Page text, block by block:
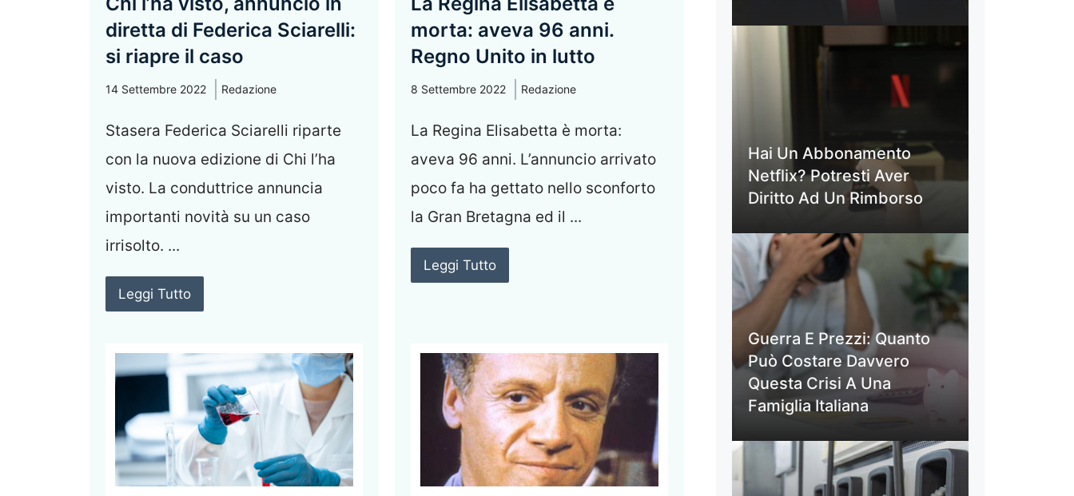
diretta di Federica Sciarelli:
si riapre il caso
14 Settembre 2022 Redazione
Stasera Federica Sciarelli riparte
con la nuova edizione di Chi l’ha
visto. La conduttrice annuncia
importanti novità su un caso
irrisolto. ...
Leggi Tutto
morta: aveva 96 anni.
Regno Unito in lutto
8 Settembre 2022 Redazione
La Regina Elisabetta è morta:
aveva 96 anni. L’annuncio arrivato
poco fa ha gettato nello sconforto
la Gran Bretagna ed il ...
Leggi Tutto
Hai Un Abbonamento
Netflix? Potresti Aver
Diritto Ad Un Rimborso
Guerra E Prezzi: Quanto
Può Costare Davvero
Questa Crisi A Una
Famiglia Italiana